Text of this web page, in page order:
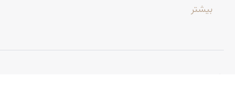
تخصص ما ارائه محصولاتی است که از کیفیت و
بیشتر